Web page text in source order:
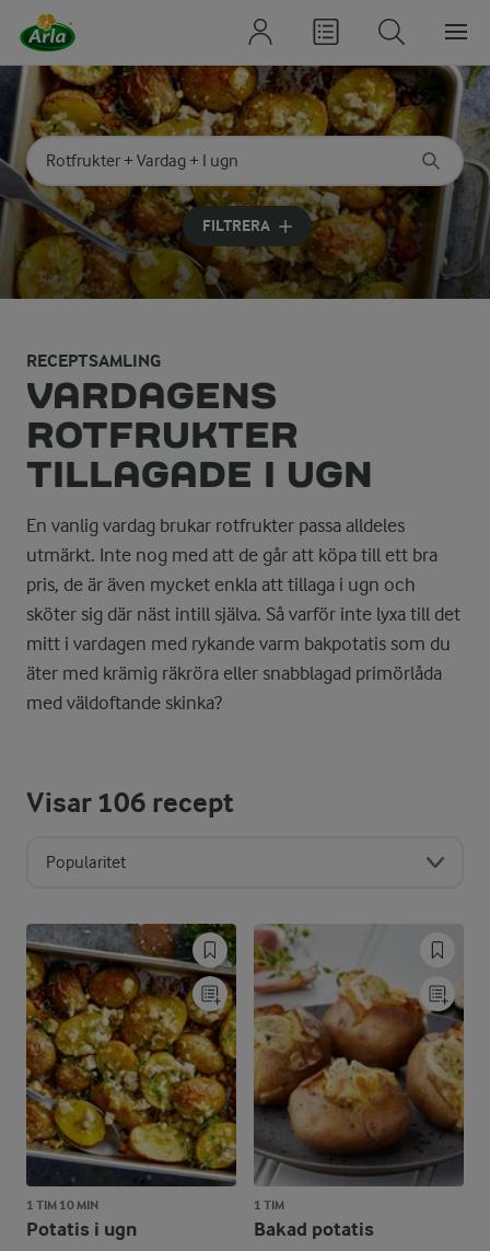
Sök på kategori eller ingrediens
Skriv in sökord för att få förslag
FILTRERA
RECEPTSAMLING
VARDAGENS
ROTFRUKTER
TILLAGADE I UGN
En vanlig vardag brukar rotfrukter passa alldeles
utmärkt. Inte nog med att de går att köpa till ett bra
pris, de är även mycket enkla att tillaga i ugn och
sköter sig där näst intill själva. Så varför inte lyxa till det
mitt i vardagen med rykande varm bakpotatis som du
äter med krämig räkröra eller snabblagad primörlåda
med väldoftande skinka?
Visar106 recept
Popularitet
1 TIM 10 MIN
Potatis i ugn
1 TIM
Bakad potatis